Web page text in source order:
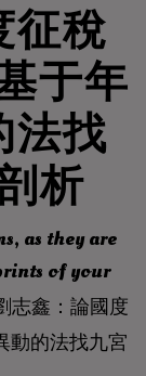
征稅
于年
法找
析
as they are
of your
志鑫：論國度
的法找九宮